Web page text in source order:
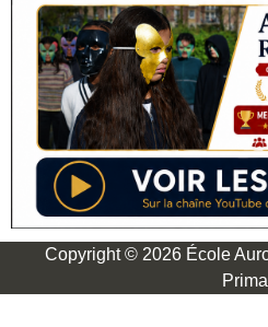
Copyright © 2026 École